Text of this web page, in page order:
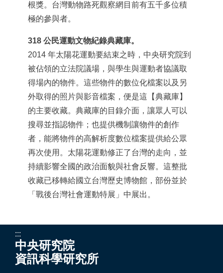
根獎。台灣動物路死觀察網目前有五千多位積
極的參與者。
318 公民運動文物紀錄典藏庫。
2014 年太陽花運動要結束之時，中央研究院到
被佔領的立法院議場，與學生與運動者協議取
得場內的物件。這些物件的數位化檔案以及另
外取得的照片與影音檔案，便是這【典藏庫】
的主要收藏。典藏庫的目錄介面，讓眾人可以
搜尋並指認物件；也提供機制讓物件的創作
者，能將物件的高解析度數位檔案提供給公眾
再次使用。太陽花運動修正了台灣的走向，並
持續影響全國的政治面貌與社會反響。這整批
收藏已移轉給國立台灣歷史博物館，部份並於
「戰後台灣社會運動特展」中展出。
:::
中央研究院
資訊科學研究所